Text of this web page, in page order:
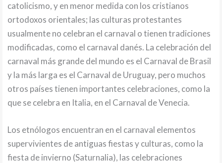
catolicismo, y en menor medida con los cristianos
ortodoxos orientales; las culturas protestantes
usualmente no celebran el carnaval o tienen tradiciones
modificadas, como el carnaval danés. La celebración del
carnaval más grande del mundo es el Carnaval de Brasil
y la más larga es el Carnaval de Uruguay, pero muchos
otros países tienen importantes celebraciones, como la
que se celebra en Italia, en el Carnaval de Venecia.
Los etnólogos encuentran en el carnaval elementos
supervivientes de antiguas fiestas y culturas, como la
fiesta de invierno (Saturnalia), las celebraciones